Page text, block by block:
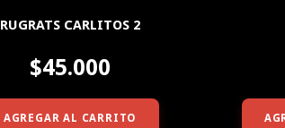
RUGRATS CARLITOS 2
$45.000
AGREGAR AL CARRITO